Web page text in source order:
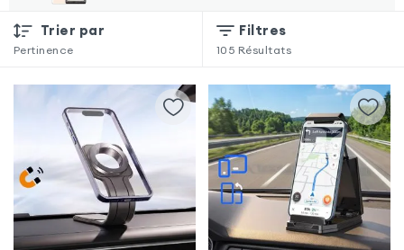
Trier par
Pertinence
Filtres
105 Résultats